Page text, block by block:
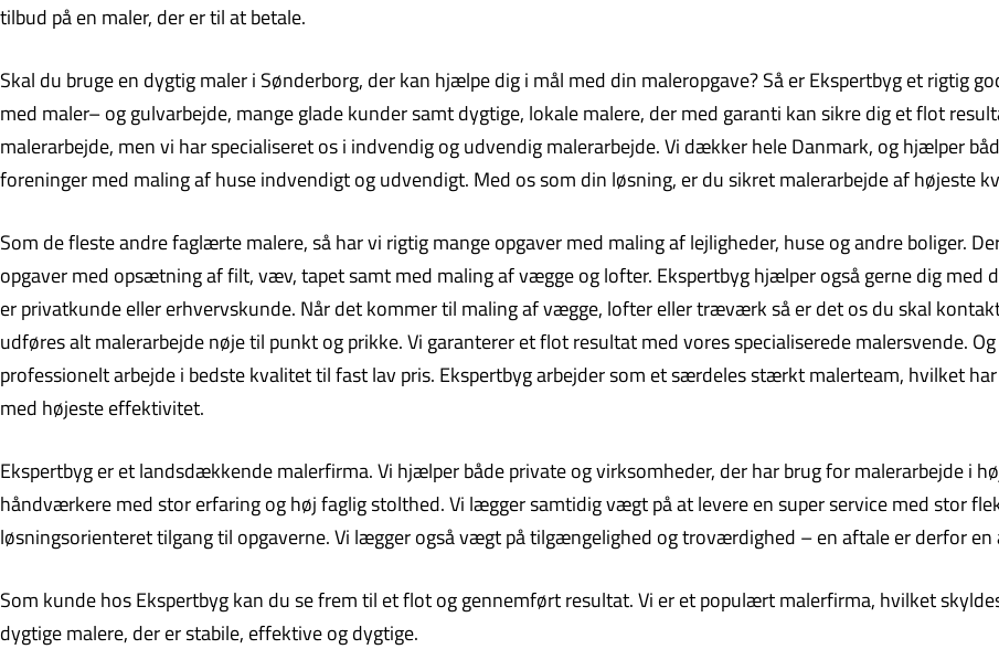
tilbud på en maler, der er til at betale.
Skal du bruge en dygtig maler i Sønderborg, der kan hjælpe dig i mål med din maleropgave? Så er Ekspertbyg et rigtig
med maler– og gulvarbejde, mange glade kunder samt dygtige, lokale malere, der med garanti kan sikre dig et flot
malerarbejde, men vi har specialiseret os i indvendig og udvendig malerarbejde. Vi dækker hele Danmark, og hjælper
foreninger med maling af huse indvendigt og udvendigt. Med os som din løsning, er du sikret malerarbejde af højeste
Som de fleste andre faglærte malere, så har vi rigtig mange opgaver med maling af lejligheder, huse og andre boliger.
opgaver med opsætning af filt, væv, tapet samt med maling af vægge og lofter. Ekspertbyg hjælper også gerne dig med
er privatkunde eller erhvervskunde. Når det kommer til maling af vægge, lofter eller træværk så er det os du skal
udføres alt malerarbejde nøje til punkt og prikke. Vi garanterer et flot resultat med vores specialiserede malersvende.
professionelt arbejde i bedste kvalitet til fast lav pris. Ekspertbyg arbejder som et særdeles stærkt malerteam, hvilket
med højeste effektivitet.
Ekspertbyg er et landsdækkende malerfirma. Vi hjælper både private og virksomheder, der har brug for malerarbejde i
håndværkere med stor erfaring og høj faglig stolthed. Vi lægger samtidig vægt på at levere en super service med stor
løsningsorienteret tilgang til opgaverne. Vi lægger også vægt på tilgængelighed og troværdighed – en aftale er derfor en
Som kunde hos Ekspertbyg kan du se frem til et flot og gennemført resultat. Vi er et populært malerfirma, hvilket
dygtige malere, der er stabile, effektive og dygtige.